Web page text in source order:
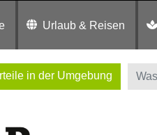
Urlaub & Reisen
in der Umgebung